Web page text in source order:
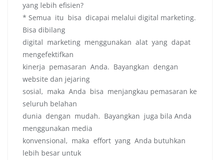
yang lebih efisien?
* Semua itu bisa dicapai melalui digital marketing.
Bisa dibilang
digital marketing menggunakan alat yang dapat
mengefektifkan
kinerja pemasaran Anda. Bayangkan dengan
website dan jejaring
sosial, maka Anda bisa menjangkau pemasaran ke
seluruh belahan
dunia dengan mudah. Bayangkan juga bila Anda
menggunakan media
konvensional, maka effort yang Anda butuhkan
lebih besar untuk